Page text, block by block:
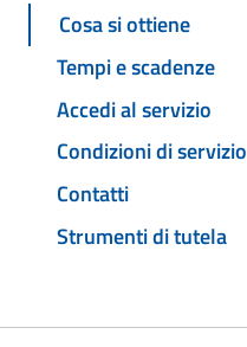
Cosa si ottiene
Tempi e scadenze
Accedi al servizio
Condizioni di servizio
Contatti
Strumenti di tutela